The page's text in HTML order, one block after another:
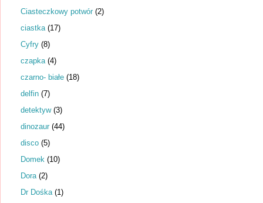
Ciasteczkowy potwór (2)
ciastka (17)
Cyfry (8)
czapka (4)
czarno- białe (18)
delfin (7)
detektyw (3)
dinozaur (44)
disco (5)
Domek (10)
Dora (2)
Dr Dośka (1)